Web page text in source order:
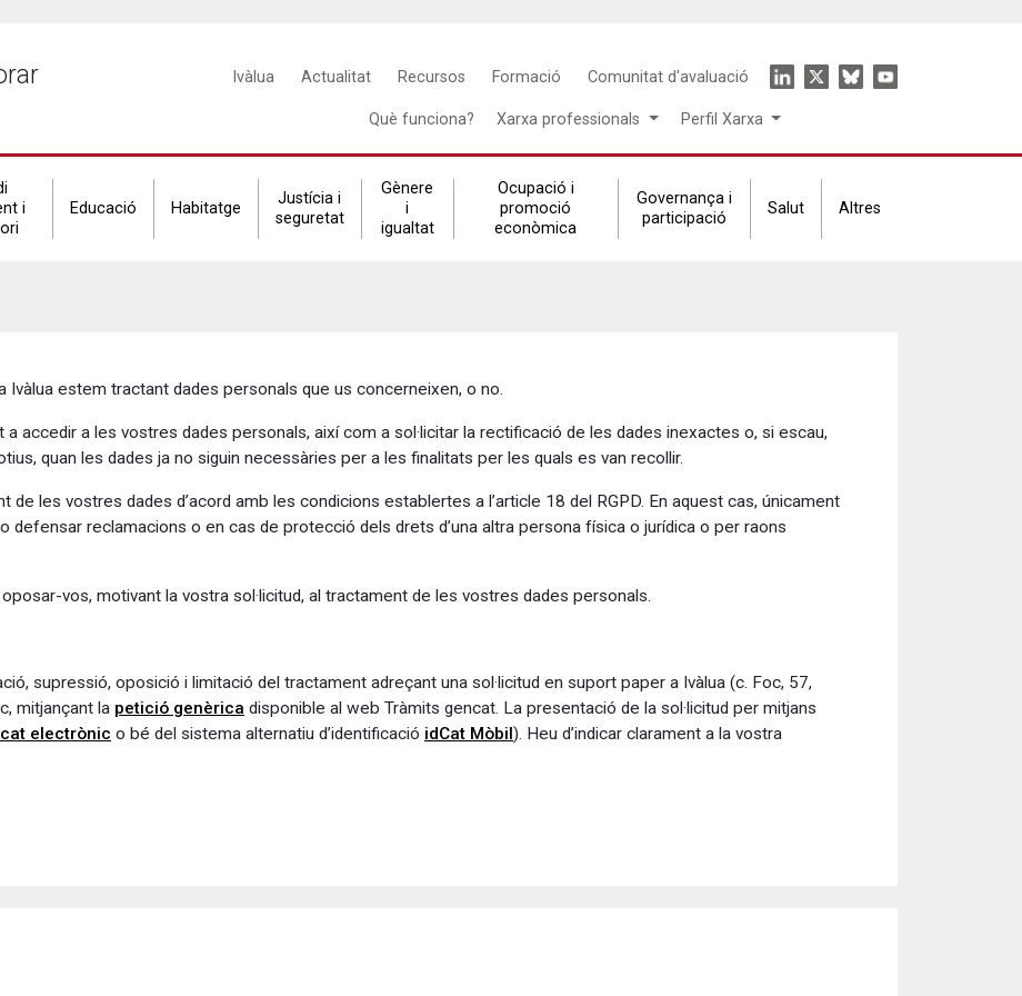
Main
navigation
Ivàlua Actualitat Recursos Formació Comunitat d'avaluació
Icon
menu
Què funciona? Xarxa professionals Perfil Xarxa
i
Educació Habitatge
Justícia i
seguretat
Gènere
i
igualtat
Ocupació i
promoció
econòmica
Governança i
participació
Salut Altres
estem tractant dades personals que us concerneixen, o no.
accedir a les vostres dades personals, així com a sol·licitar la rectificació de les dades inexactes o, si escau,
quan les dades ja no siguin necessàries per a les finalitats per les quals es van recollir.
de les vostres dades d’acord amb les condicions establertes a l’article 18 del RGPD. En aquest cas, únicament
reclamacions o en cas de protecció dels drets d’una altra persona física o jurídica o per raons
vos, motivant la vostra sol·licitud, al tractament de les vostres dades personals.
supressió, oposició i limitació del tractament adreçant una sol·licitud en suport paper a Ivàlua (c. Foc, 57,
mitjançant la petició genèrica disponible al web Tràmits gencat. La presentació de la sol·licitud per mitjans
electrònic o bé del sistema alternatiu d’identificació idCat Mòbil). Heu d’indicar clarament a la vostra